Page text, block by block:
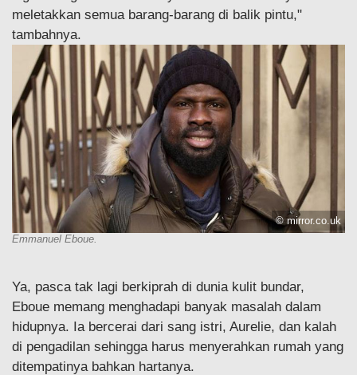
meletakkan semua barang-barang di balik pintu,"
tambahnya.
© mirror.co.uk
Emmanuel Eboue.
Ya, pasca tak lagi berkiprah di dunia kulit bundar,
Eboue memang menghadapi banyak masalah dalam
hidupnya. Ia bercerai dari sang istri, Aurelie, dan kalah
di pengadilan sehingga harus menyerahkan rumah yang
ditempatinya bahkan hartanya.